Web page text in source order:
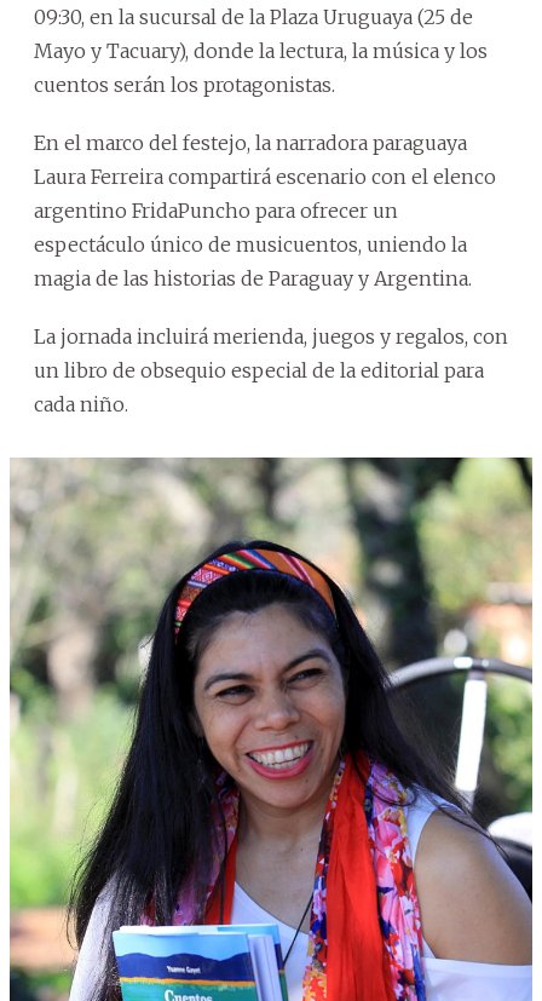
09:30, en la sucursal de la Plaza Uruguaya (25 de
Mayo y Tacuary), donde la lectura, la música y los
cuentos serán los protagonistas.
En el marco del festejo, la narradora paraguaya
Laura Ferreira compartirá escenario con el elenco
argentino FridaPuncho para ofrecer un
espectáculo único de musicuentos, uniendo la
magia de las historias de Paraguay y Argentina.
La jornada incluirá merienda, juegos y regalos, con
un libro de obsequio especial de la editorial para
cada niño.